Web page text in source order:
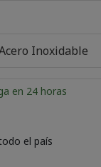
Inoxidable
en 24 horas
el país